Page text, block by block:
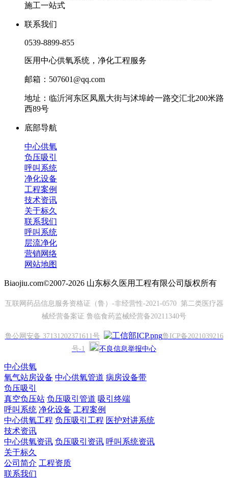
施工一站式
联系我们
0539-8899-855
医用中心供氧系统，净化工程服务
邮箱：507601@qq.com
地址：临沂河东区凤凰大街与沭埠岭一路交汇北200米路
西89号
底部导航
中心供氧
负压吸引
呼叫系统
净化设备
工程案例
技术资讯
关于标久
联系我们
呼叫系统
层流净化
营销网络
网站地图
Biaojiu.com©2007-2026 山东标久医用工程有限公司版权所有
互联网药品信息服务资格证（鲁）-非经营性-2021-0570 第二类医疗器
械经营备案证 鲁临食药监械经营备20211340号
鲁公网安备 37131202371611号
鲁ICP备2021039216
号-1
不良信息举报中心
中心供氧
氧气站房设备 中心供氧管道 病房设备带
负压吸引
真空负压站 负压吸引管道 吸引终端
呼叫系统 净化设备 工程案例
中心供氧工程 负压吸引工程 医护对讲系统
技术资讯
中心供氧资讯 负压吸引资讯 呼叫系统资讯
关于标久
公司简介 工程资质
联系我们